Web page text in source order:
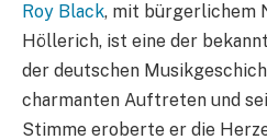
Roy Black, mit bürgerlichem
Höllerich, ist eine der
der deutschen
charmanten Auftreten und
Stimme eroberte er die